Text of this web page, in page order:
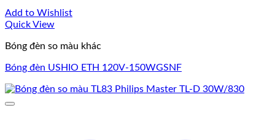
Add to Wishlist
Quick View
Bóng đèn so màu khác
Bóng đèn USHIO ETH 120V-150WGSNF